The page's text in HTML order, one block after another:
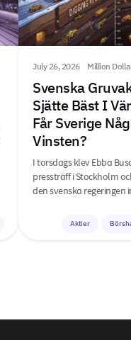
July 26, 2026 Million
Svenska
Sjätte Bäst I
Får Sverige
Vinsten?
I torsdags klev Ebba
pressträff i Stockholm
den svenska
Aktier